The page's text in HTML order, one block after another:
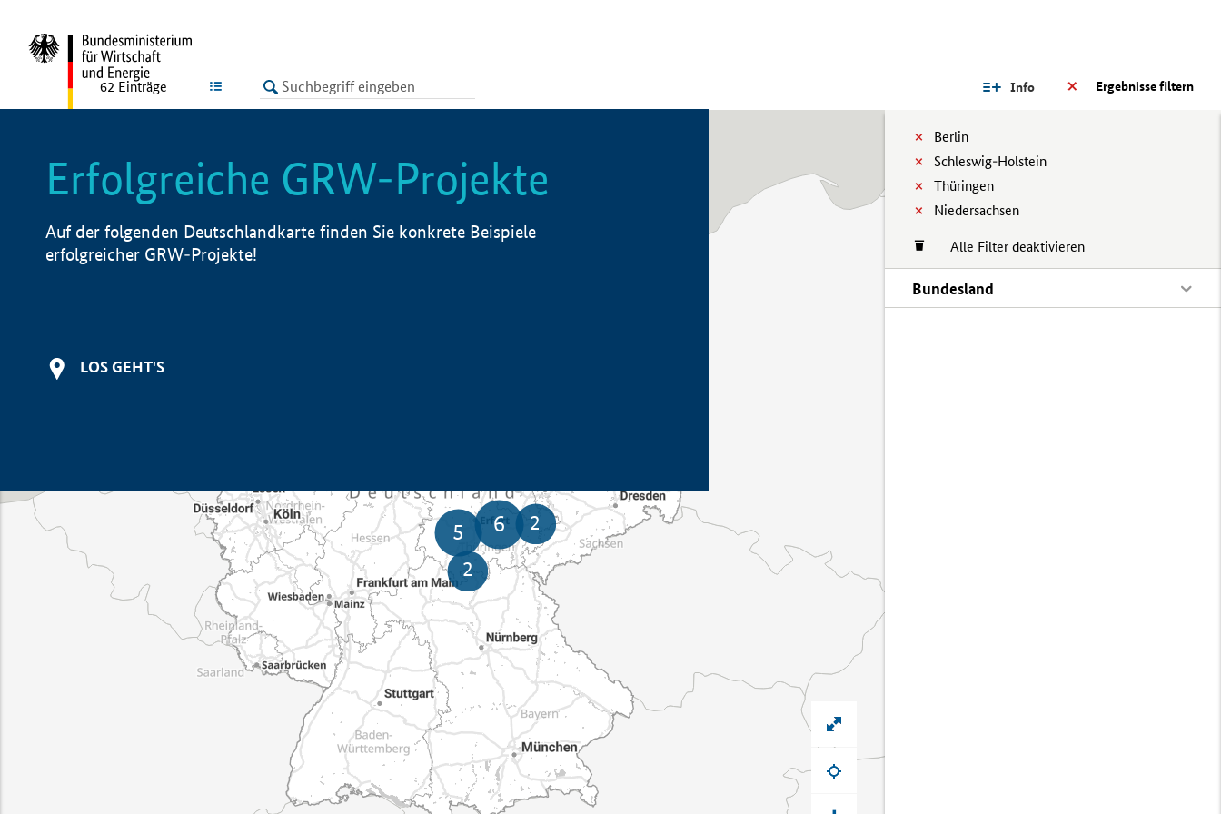
LISTE Ergebnisse filtern
Info
Berlin
Schleswig-Holstein
Thüringen
Niedersachsen
Alle Filter deaktivieren
Bundesland
62 Einträge
Erfolgreiche GRW-Projekte
Auf der folgenden Deutschlandkarte finden Sie konkrete Beispiele
erfolgreicher GRW-Projekte!
LOS GEHT'S